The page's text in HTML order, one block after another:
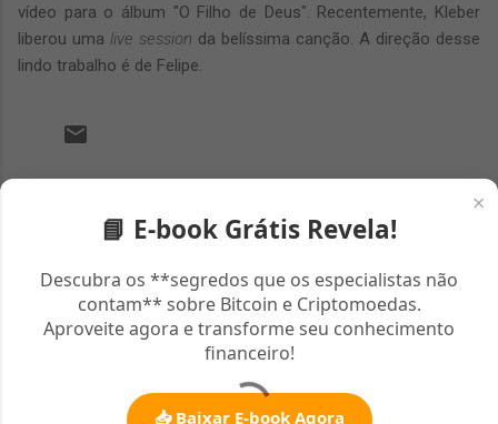
×
📘 E-book Grátis Revela!
Descubra os **segredos que os especialistas não
contam** sobre Bitcoin e Criptomoedas.
Aproveite agora e transforme seu conhecimento
financeiro!
📥 Baixar E-book Agora
vídeo para o álbum "O Filho de Deus". Recentemente, Kleber
liberou uma live session da belíssima canção. A direção desse
lindo trabalho é de Felipe.
C
e
t